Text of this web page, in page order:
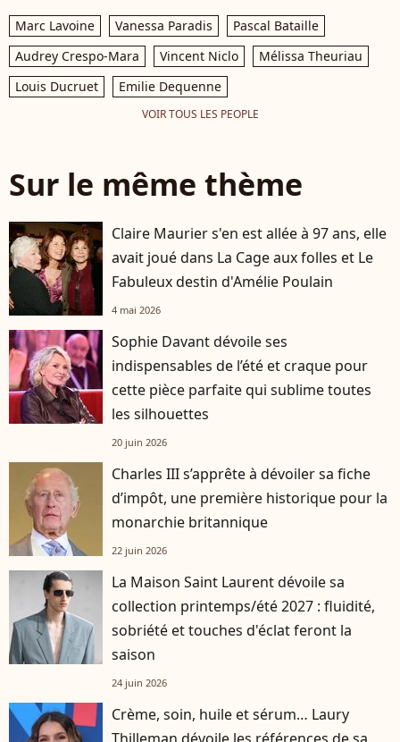
Marc Lavoine Vanessa Paradis
Pascal Bataille
Audrey Crespo-Mara
Vincent Niclo
Mélissa Theuriau
Louis Ducruet
Emilie Dequenne
VOIR TOUS LES PEOPLE
Sur le même thème
Claire Maurier s'en est allée à 97 ans, elle
avait joué dans La Cage aux folles et Le
Fabuleux destin d'Amélie Poulain
4 mai 2026
Sophie Davant dévoile ses
indispensables de l’été et craque pour
cette pièce parfaite qui sublime toutes
les silhouettes
20 juin 2026
Charles III s’apprête à dévoiler sa fiche
d’impôt, une première historique pour la
monarchie britannique
22 juin 2026
La Maison Saint Laurent dévoile sa
collection printemps/été 2027 : fluidité,
sobriété et touches d'éclat feront la
saison
24 juin 2026
Crème, soin, huile et sérum… Laury